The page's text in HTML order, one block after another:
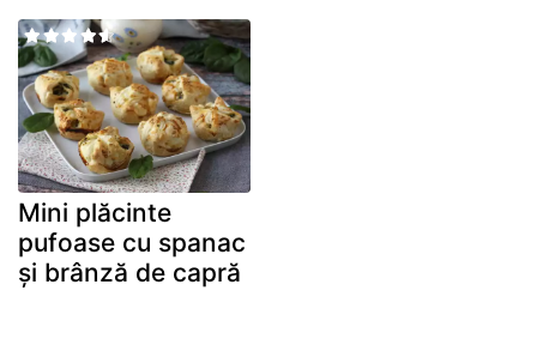
Mini plăcinte
pufoase cu spanac
și brânză de capră